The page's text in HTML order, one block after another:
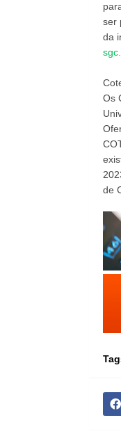
ser
da
Os
de